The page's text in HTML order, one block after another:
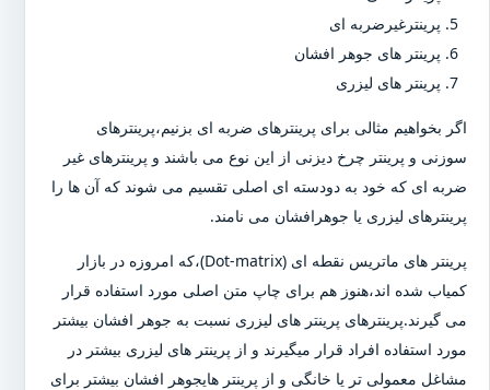
پرینترغیرضربه ای
پرینتر های جوهر افشان
پرینتر های لیزری
اگر بخواهیم مثالی برای پرینترهای ضربه ای بزنیم،پرینترهای
سوزنی و پرینتر چرخ دیزنی از این نوع می باشند و پرینترهای غیر
ضربه ای که خود به دودسته ای اصلی تقسیم می شوند که آن ها را
پرینترهای لیزری یا جوهرافشان می نامند.
پرینتر های ماتریس نقطه ای (Dot-matrix)،که امروزه در بازار
کمیاب شده اند،هنوز هم برای چاپ متن اصلی مورد استفاده قرار
می گیرند.پرینترهای پرینتر های لیزری نسبت به جوهر افشان بیشتر
مورد استفاده افراد قرار میگیرند و از پرینتر های لیزری بیشتر در
مشاغل معمولی تر یا خانگی و از پرینتر هایجوهر افشان بیشتر برای